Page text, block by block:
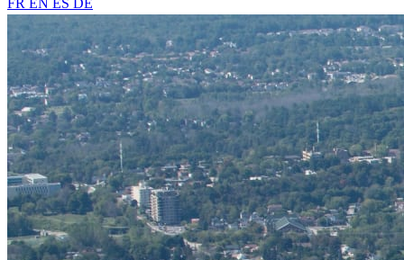
FR EN ES DE